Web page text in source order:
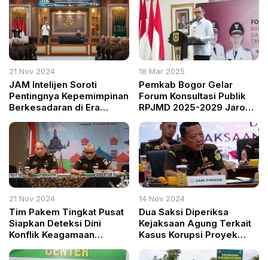
21 Nov 2024
JAM Intelijen Soroti
Pentingnya Kepemimpinan
Berkesadaran di Era
18 Mar 2025
Pemkab Bogor Gelar
Forum Konsultasi Publik
RPJMD 2025-2029 Jaro
Dibangun Sesuai
Kebutuhan Masyarakat
21 Nov 2024
Tim Pakem Tingkat Pusat
Siapkan Deteksi Dini
Konflik Keagamaan
14 Nov 2024
Dua Saksi Diperiksa
Kejaksaan Agung Terkait
Kasus Korupsi Proyek